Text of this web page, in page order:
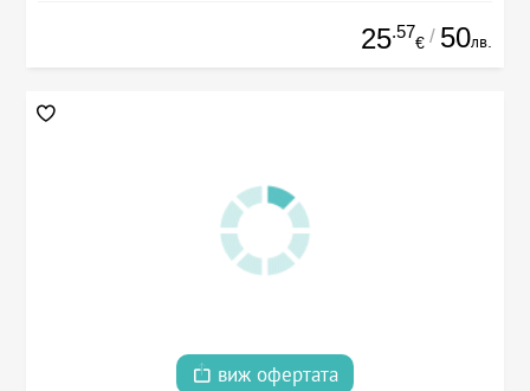
25.57
€ / 50лв.
виж офертата